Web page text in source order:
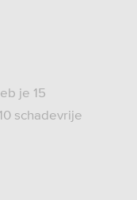
je 15
schadevrije